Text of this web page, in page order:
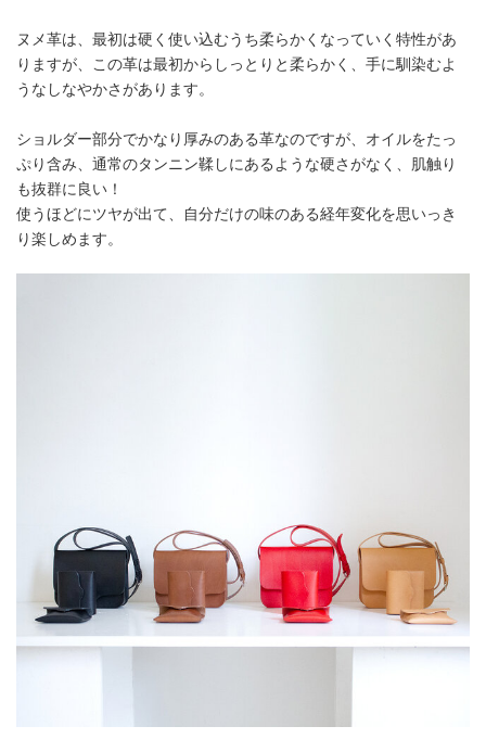
ヌメ革は、最初は硬く使い込むうち柔らかくなっていく特性があ
りますが、この革は最初からしっとりと柔らかく、手に馴染むよ
うなしなやかさがあります。
ショルダー部分でかなり厚みのある革なのですが、オイルをたっ
ぷり含み、通常のタンニン鞣しにあるような硬さがなく、肌触り
も抜群に良い！
使うほどにツヤが出て、自分だけの味のある経年変化を思いっき
り楽しめます。